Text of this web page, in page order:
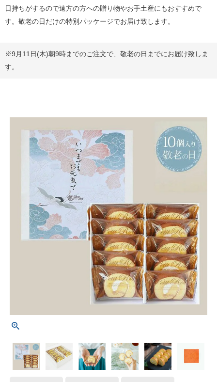
日持ちがするので遠方の方への贈り物やお手土産にもおすすめで
す。敬老の日だけの特別パッケージでお届け致します。
※9月11日(木)朝9時までのご注文で、敬老の日までにお届け致しま
す。